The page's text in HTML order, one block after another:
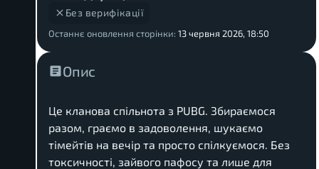
Опис
Це кланова спільнота з PUBG. Збираємося
разом, граємо в задоволення, шукаємо
тімейтів на вечір та просто спілкуємося. Без
токсичності, зайвого пафосу та лише для
Без верифікації
Останнє оновлення сторінки: 13 червня 2026, 18:50